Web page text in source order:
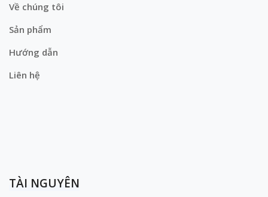
Về chúng tôi
Sản phẩm
Hướng dẫn
Liên hệ
TÀI NGUYÊN